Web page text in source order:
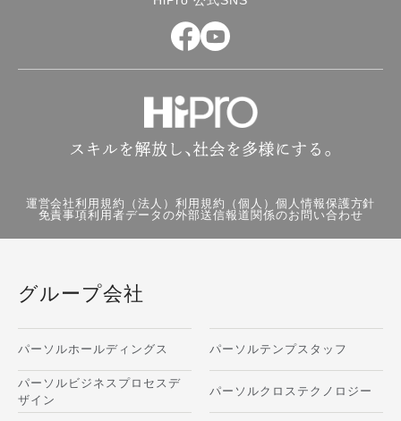
運営会社利用規約（法人）利用規約（個人） 個人情報保護方針
免責事項利用者データの外部送信報道関係のお問い合わせ
グループ会社
パーソルホールディングス パーソルテンプスタッフ
パーソルビジネスプロセスデ
ザイン
パーソルクロステクノロジー